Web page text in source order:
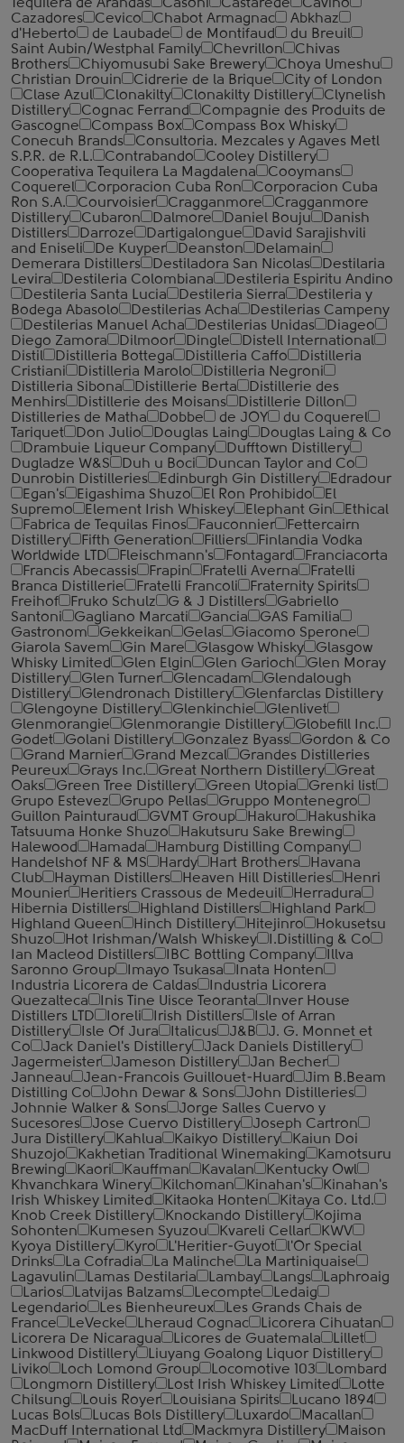
Tequilera de Arandas Casoni Castarede
Cavino
Cazadores
Cevico Chabot Armagnac
Abkhaz
d'Heberto
de Laubade de Montifaud
du Breuil
Saint Aubin/Westphal Family
Chevrillon
Chivas
Brothers
Chiyomusubi Sake Brewery
Choya Umeshu
Christian Drouin
Cidrerie de la Brique
City of London
Clase Azul
Clonakilty Clonakilty Distillery
Clynelish
Distillery
Cognac Ferrand
Compagnie des Produits de
Gascogne
Compass Box
Compass Box Whisky
Conecuh Brands
Consultoria. Mezcales y Agaves Metl
S.P.R. de R.L.
Contrabando
Cooley Distillery
Cooperativa Tequilera La Magdalena
Cooymans
Coquerel
Corporacion Cuba Ron
Corporacion Cuba
Ron S.A.
Courvoisier Cragganmore
Cragganmore
Distillery
Cubaron Dalmore Daniel Bouju
Danish
Distillers
Darroze Dartigalongue
David Sarajishvili
and Eniseli
De Kuyper Deanston
Delamain
Demerara Distillers
Destiladora San Nicolas
Destilaria
Levira
Destileria Colombiana
Destileria Espiritu Andino
Destileria Santa Lucia
Destileria Sierra
Destileria y
Bodega Abasolo
Destilerias Acha
Destilerias Campeny
Destilerias Manuel Acha
Destilerias Unidas
Diageo
Diego Zamora
Dilmoor Dingle
Distell International
Distil
Distilleria Bottega Distilleria Caffo
Distilleria
Cristiani
Distilleria Marolo
Distilleria Negroni
Distilleria Sibona
Distillerie Berta
Distillerie des
Menhirs
Distillerie des Moisans
Distillerie Dillon
Distilleries de Matha
Dobbe de JOY
du Coquerel
Tariquet
Don Julio Douglas Laing
Douglas Laing & Co
Drambuie Liqueur Company
Dufftown Distillery
Dugladze W&S
Duh u Boci
Duncan Taylor and Co
Dunrobin Distilleries
Edinburgh Gin Distillery
Edradour
Egan's
Eigashima Shuzo El Ron Prohibido
El
Supremo
Element Irish Whiskey Elephant Gin
Ethical
Fabrica de Tequilas Finos
Fauconnier
Fettercairn
Distillery
Fifth Generation Filliers
Finlandia Vodka
Worldwide LTD
Fleischmann's Fontagard
Franciacorta
Francis Abecassis
Frapin Fratelli Averna
Fratelli
Branca Distillerie
Fratelli ‎Francoli
Fraternity Spirits
Freihof
Fruko Schulz G & J Distillers
Gabriello
Santoni
Gagliano Marcati Gancia
GAS Familia
Gastronom
Gekkeikan Gelas
Giacomo Sperone
Giarola Savem
Gin Mare Glasgow Whisky
Glasgow
Whisky Limited
Glen Elgin Glen Garioch
Glen Moray
Distillery
Glen Turner Glencadam
Glendalough
Distillery
Glendronach Distillery
Glenfarclas Distillery
Glengoyne Distillery
Glenkinchie
Glenlivet
Glenmorangie
Glenmorangie Distillery
Globefill Inc.
Godet
Golani Distillery Gonzalez Byass
Gordon & Co
Grand Marnier
Grand Mezcal
Grandes Distilleries
Peureux
Grays Inc. Great Northern Distillery
Great
Oaks
Green Tree Distillery Green Utopia
Grenki list
Grupo Estevez
Grupo Pellas
Gruppo Montenegro
Guillon Painturaud
GVMT Group Hakuro
Hakushika
Tatsuuma Honke Shuzo
Hakutsuru Sake Brewing
Halewood
Hamada
Hamburg Distilling Company
Handelshof NF & MS
Hardy Hart Brothers
Havana
Club
Hayman Distillers Heaven Hill Distilleries
Henri
Mounier
Heritiers Crassous de Medeuil
Herradura
Hibernia Distillers
Highland Distillers
Highland Park
Highland Queen
Hinch Distillery Hitejinro
Hokusetsu
Shuzo
Hot Irishman/Walsh Whiskey
I.Distilling & Co
Ian Macleod Distillers
IBC Bottling Company
Illva
Saronno Group
Imayo Tsukasa
Inata Honten
Industria Licorera de Caldas
Industria Licorera
Quezalteca
Inis Tine Uisce Teoranta
Inver House
Distillers LTD
Ioreli Irish Distillers
Isle of Arran
Distillery
Isle Of Jura Italicus J&B
J. G. Monnet et
Co
Jack Daniel's Distillery
Jack Daniels Distillery
Jagermeister
Jameson Distillery
Jan Becher
Janneau
Jean-Francois Guillouet-Huard
Jim B.Beam
Distilling Co
John Dewar & Sons
John Distilleries
Johnnie Walker & Sons
Jorge Salles Cuervo y
Sucesores
Jose Cuervo Distillery
Joseph Cartron
Jura Distillery
Kahlua Kaikyo Distillery
Kaiun Doi
Shuzojo
Kakhetian Traditional Winemaking
Kamotsuru
Brewing
Kaori Kauffman Kavalan
Kentucky Owl
Khvanchkara Winery
Kilchoman Kinahan's
Kinahan's
Irish Whiskey Limited
Kitaoka Honten
Kitaya Co. Ltd.
Knob Creek Distillery
Knockando Distillery
Kojima
Sohonten
Kumesen Syuzou Kvareli Cellar
KWV
Kyoya Distillery
Kyro L'Heritier-Guyot
l'Or Special
Drinks
La Cofradia La Malinche
La Martiniquaise
Lagavulin
Lamas Destilaria Lambay Langs
Laphroaig
Larios
Latvijas Balzams Lecompte
Ledaig
Legendario
Les Bienheureux
Les Grands Chais de
France
LeVecke Lheraud Cognac
Licorera Cihuatan
Licorera De Nicaragua
Licores de Guatemala
Lillet
Linkwood Distillery
Liuyang Goalong Liquor Distillery
Liviko
Loch Lomond Group Locomotive 103
Lombard
Longmorn Distillery
Lost Irish Whiskey Limited
Lotte
Chilsung
Louis Royer Louisiana Spirits
Lucano 1894
Lucas Bols
Lucas Bols Distillery Luxardo
Macallan
MacDuff International Ltd
Mackmyra Distillery
Maison